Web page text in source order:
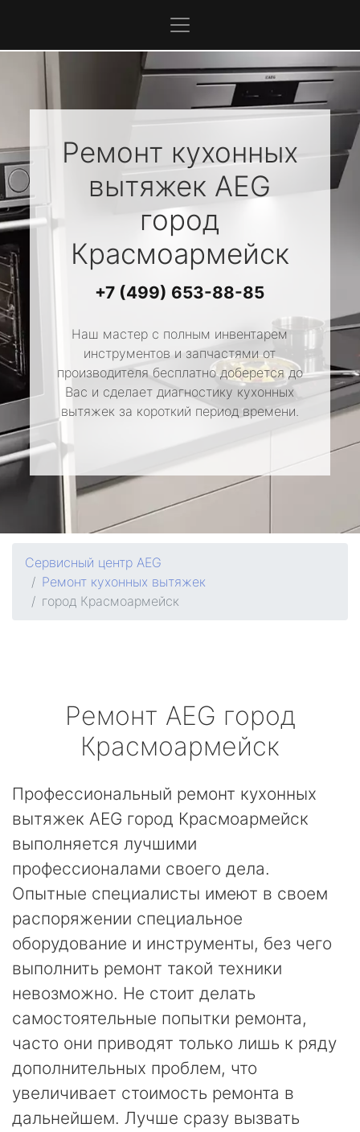
Ремонт кухонных
вытяжек AEG
город
Красмоармейск
+7 (499) 653-88-85
Наш мастер с полным инвентарем
инструментов и запчастями от
производителя бесплатно доберется до
Вас и сделает диагностику кухонных
вытяжек за короткий период времени.
Сервисный центр AEG
Ремонт кухонных вытяжек
город Красмоармейск
Ремонт AEG город
Красмоармейск
Профессиональный ремонт кухонных
вытяжек AEG город Красмоармейск
выполняется лучшими
профессионалами своего дела.
Опытные специалисты имеют в своем
распоряжении специальное
оборудование и инструменты, без чего
выполнить ремонт такой техники
невозможно. Не стоит делать
самостоятельные попытки ремонта,
часто они приводят только лишь к ряду
дополнительных проблем, что
увеличивает стоимость ремонта в
дальнейшем. Лучше сразу вызвать